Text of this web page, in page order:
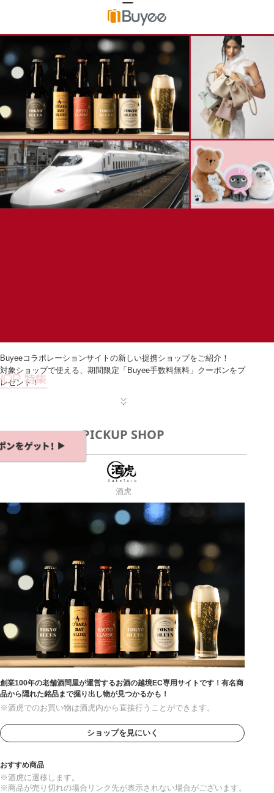
Buyeeコラボレーションサイトの新しい提携ショップをご紹介！
対象ショップで使える、期間限定「Buyee手数料無料」クーポンをプ
レゼント！
PICKUP SHOP
酒虎
創業100年の老舗酒問屋が運営するお酒の越境EC専用サイトです！有名商
品から隠れた銘品まで掘り出し物が見つかるかも！
※酒虎でのお買い物は酒虎内から直接行うことができます。
ショップを見にいく
おすすめ商品
※酒虎に遷移します。
※商品が売り切れの場合リンク先が表示されない場合がございます。